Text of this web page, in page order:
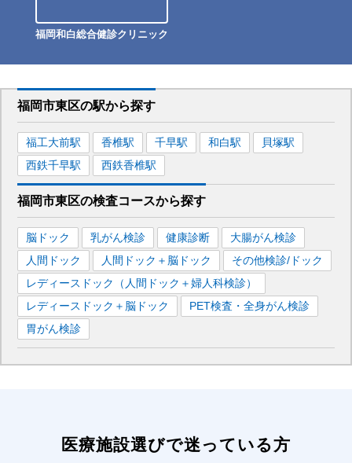
福岡和白総合健診クリニック
福岡市東区の駅から探す
福工大前駅 香椎駅 千早駅 和白駅 貝塚駅
西鉄千早駅 西鉄香椎駅
福岡市東区の検査コースから探す
脳ドック 乳がん検診 健康診断
大腸がん検診
人間ドック
人間ドック＋脳ドック
その他検診/ドック
レディースドック（人間ドック＋婦人科検診）
レディースドック＋脳ドック
PET検査・全身がん検診
胃がん検診
医療施設選びで迷っている方